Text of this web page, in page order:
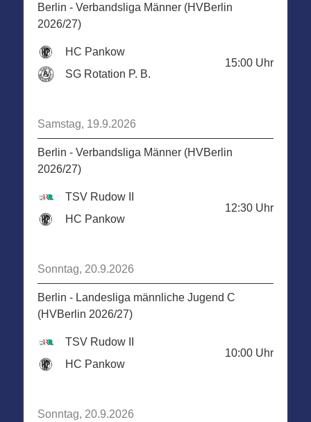
Berlin - Verbandsliga Männer (HVBerlin
2026/27)
HC Pankow
SG Rotation P. B.
15:00 Uhr
Samstag, 19.9.2026
Berlin - Verbandsliga Männer (HVBerlin
2026/27)
TSV Rudow II
HC Pankow
12:30 Uhr
Sonntag, 20.9.2026
Berlin - Landesliga männliche Jugend C
(HVBerlin 2026/27)
TSV Rudow II
HC Pankow
10:00 Uhr
Sonntag, 20.9.2026